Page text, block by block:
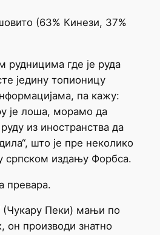
(63% Кинези, 37%
рудницима где је руда
једину топионицу
па кажу:
је лоша, морамо да
из иностранства да
што је пре неколико
српском издању Форбса.
превара.
(Чукару Пеки) мањи по
он производи знатно